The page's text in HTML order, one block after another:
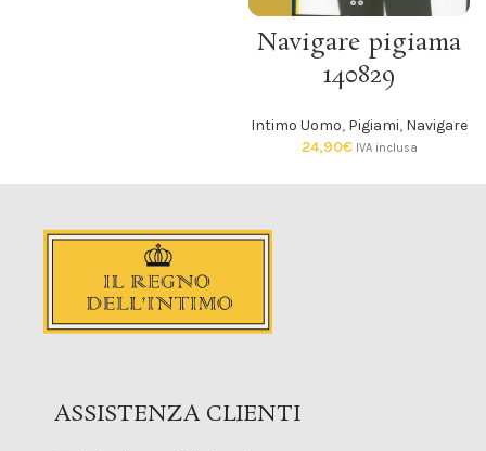
Navigare pigiama
140829
Intimo Uomo, Pigiami, Navigare
24,90€ IVA inclusa
ASSISTENZA CLIENTI